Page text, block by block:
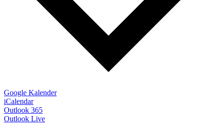
Google Kalender
iCalendar
Outlook 365
Outlook Live